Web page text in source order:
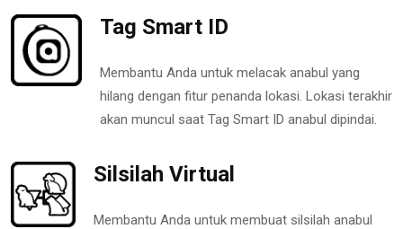
Tag Smart ID
Membantu Anda untuk melacak anabul yang
hilang dengan fitur penanda lokasi. Lokasi terakhir
akan muncul saat Tag Smart ID anabul dipindai.
Silsilah Virtual
Membantu Anda untuk membuat silsilah anabul